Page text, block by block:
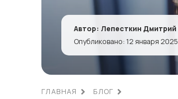
Автор: Лепесткин Дмитрий
Опубликовано: 12 января 2025
ГЛАВНАЯ БЛОГ